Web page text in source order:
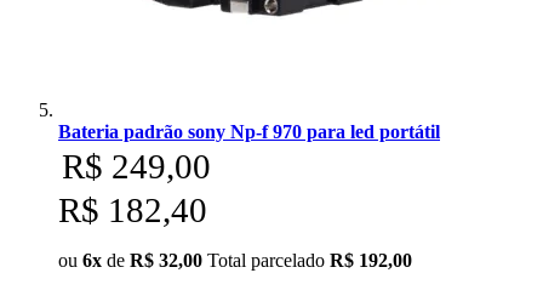
Bateria padrão sony Np-f 970 para led portátil
R$ 249,00
R$ 182,40
ou 6x de R$ 32,00 Total parcelado R$ 192,00